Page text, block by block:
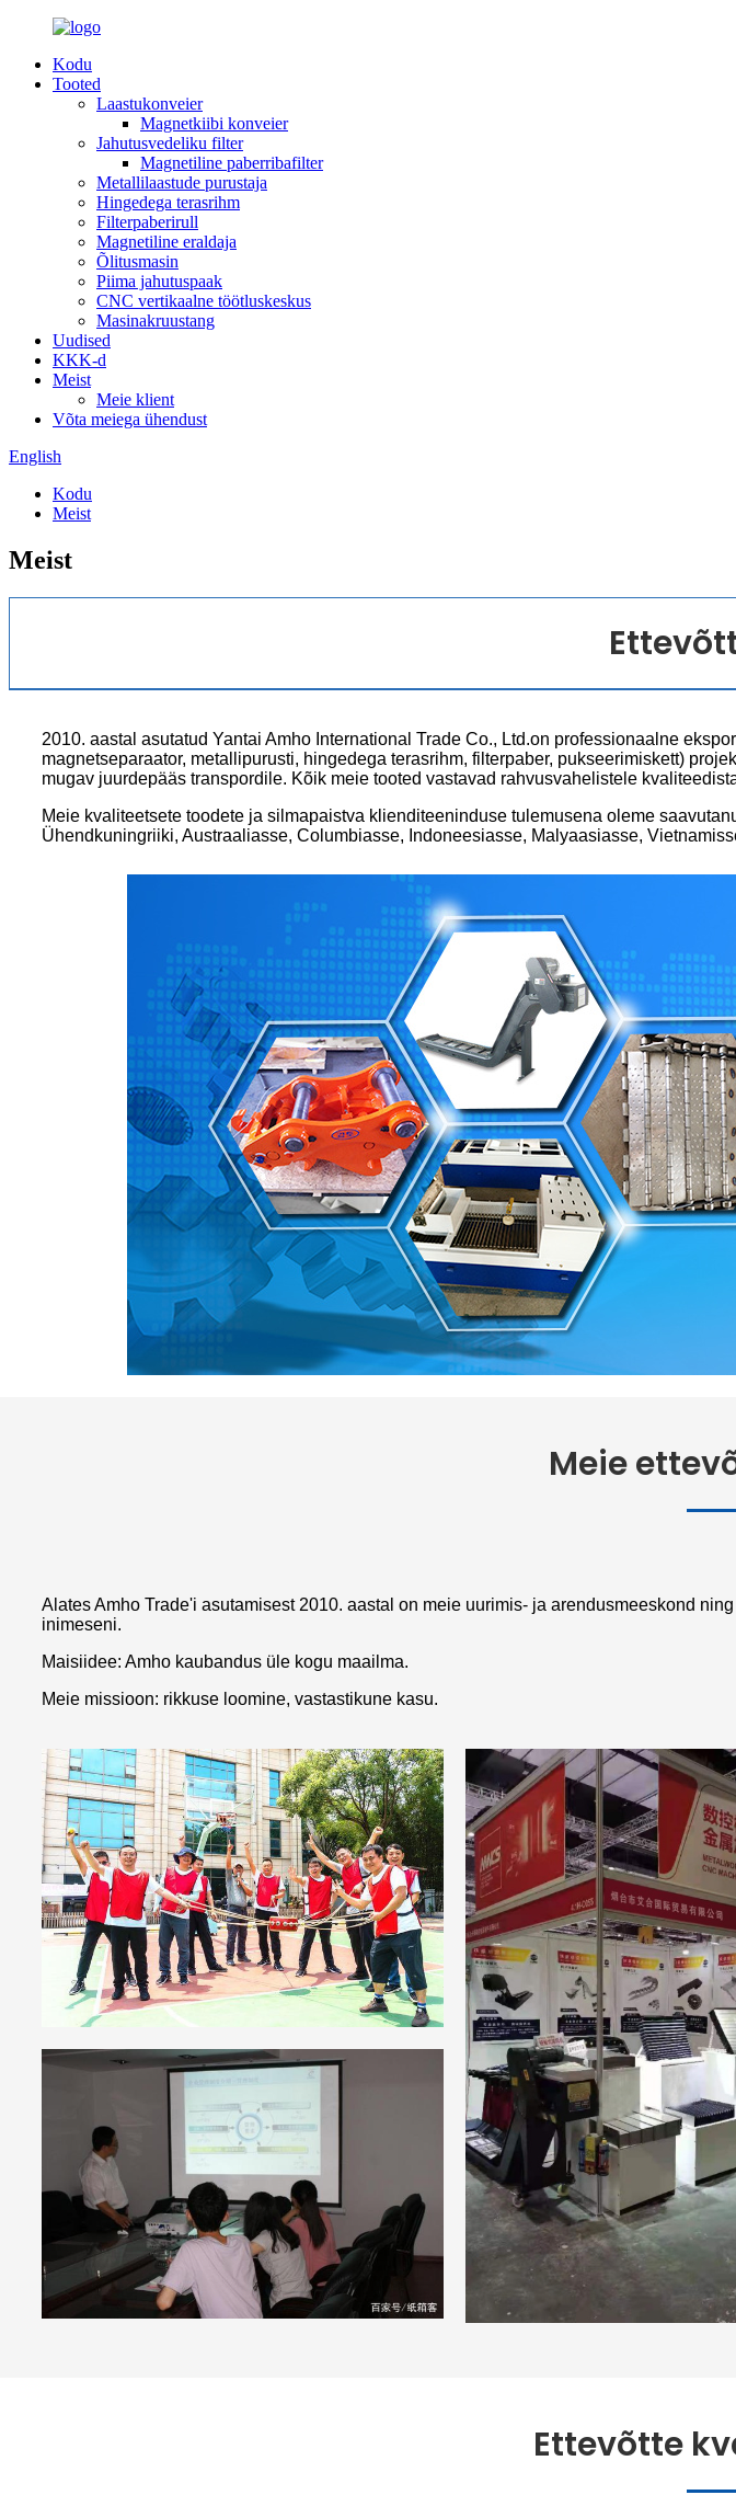
Kodu
Tooted
Laastukonveier
Magnetkiibi konveier
Jahutusvedeliku filter
Magnetiline paberribafilter
Metallilaastude purustaja
Hingedega terasrihm
Filterpaberirull
Magnetiline eraldaja
Õlitusmasin
Piima jahutuspaak
CNC vertikaalne töötluskeskus
Masinakruustang
Uudised
KKK-d
Meist
Meie klient
Võta meiega ühendust
English
Kodu
Meist
Meist
2010. aastal asutatud Yantai Amho International Trade Co., Ltd.on professionaalne
magnetseparaator, metallipurusti, hingedega terasrihm, filterpaber, pukseerimiskett)
mugav juurdepääs transpordile. Kõik meie tooted vastavad rahvusvahelistele
Meie kvaliteetsete toodete ja silmapaistva klienditeeninduse tulemusena oleme
Ühendkuningriiki, Austraaliasse, Columbiasse, Indoneesiasse, Malyaasiasse,
Meie
Alates Amho Trade'i asutamisest 2010. aastal on meie uurimis- ja arendusmeeskond
inimeseni.
Maisiidee: Amho kaubandus üle kogu maailma.
Meie missioon: rikkuse loomine, vastastikune kasu.
Ettevõtte